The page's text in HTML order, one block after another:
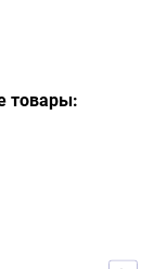
товары: